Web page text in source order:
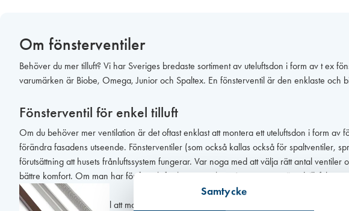
Samtycke
Om fönsterventiler
Behöver du mer tilluft? Vi har Sveriges bredaste sortiment av uteluftsdon i form av t ex
varumärken är Biobe, Omega, Junior och Spaltex. En fönsterventil är den enklaste
Fönsterventil för enkel tilluft
Om du behöver mer ventilation är det oftast enklast att montera ett uteluftsdon i form
förändra fasadens utseende. Fönsterventiler (som också kallas också för spaltventiler,
förutsättning att husets frånluftssystem fungerar. Var noga med att välja rätt antal
bättre komfort. Om man har för få och för korta ventiler måste en stor mängd tilluft
Våra uteluftsdon är enkel att montera. Nya fönster har en fräst spalt över vilken